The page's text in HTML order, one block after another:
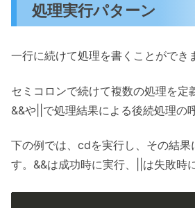
処理実行パターン
一行に続けて処理を書くことができ
セミコロンで続けて複数の処理を定
&&や||で処理結果による後続処理の
下の例では、cdを実行し、その結果
す。&&は成功時に実行、||は失敗時